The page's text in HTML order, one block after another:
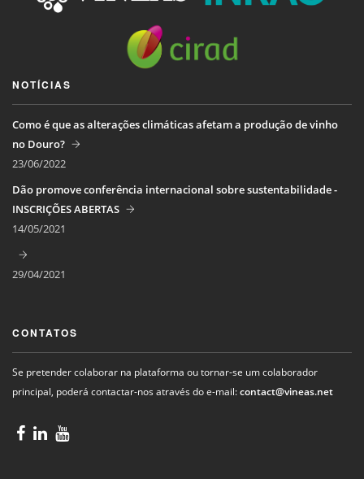
NOTÍCIAS
Como é que as alterações climáticas afetam a produção de vinho
no Douro?
23/06/2022
Dão promove conferência internacional sobre sustentabilidade -
INSCRIÇÕES ABERTAS
14/05/2021
29/04/2021
CONTATOS
Se pretender colaborar na plataforma ou tornar-se um colaborador
principal, poderá contactar-nos através do e-mail:contact@vineas.net